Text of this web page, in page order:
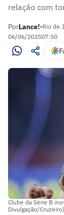
relação com
PorLance!•Rio de
06/06/202507:50
Clube da Série B
Divulgação/Cruzeiro)